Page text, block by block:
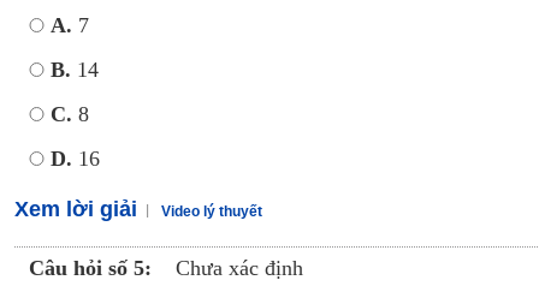
A. 7
B. 14
C. 8
D. 16
Xem lời giải Video lý thuyết
Câu hỏi số 5:
Chưa xác định